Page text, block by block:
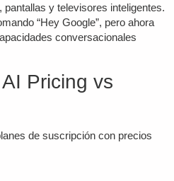
y televisores inteligentes.
“Hey Google”, pero ahora
conversacionales
Pricing vs
de suscripción con precios